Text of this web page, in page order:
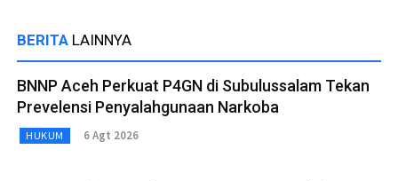
BERITA LAINNYA
BNNP Aceh Perkuat P4GN di Subulussalam Tekan
Prevelensi Penyalahgunaan Narkoba
HUKUM 6 Agt 2026